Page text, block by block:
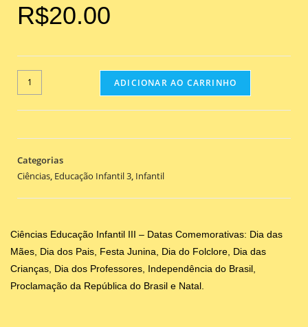
R$20.00
ADICIONAR AO CARRINHO
Categorias
Ciências Educação Infantil 3 Infantil
Ciências Educação Infantil III – Datas Comemorativas: Dia das
Mães, Dia dos Pais, Festa Junina, Dia do Folclore, Dia das
Crianças, Dia dos Professores, Independência do Brasil,
Proclamação da República do Brasil e Natal.